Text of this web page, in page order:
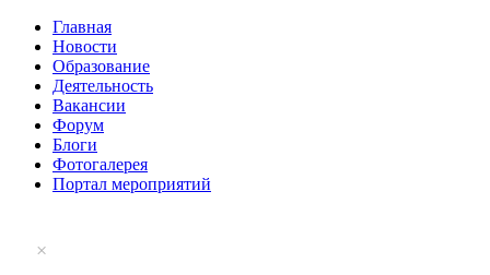
Главная
Новости
Образование
Деятельность
Вакансии
Форум
Блоги
Фотогалерея
Портал мероприятий
×